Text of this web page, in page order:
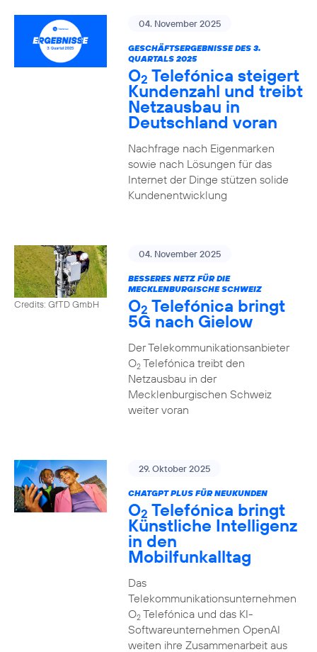
04. November 2025
GESCHÄFTSERGEBNISSE DES 3.
QUARTALS 2025
O2 Telefónica steigert
Kundenzahl und treibt
Netzausbau in
Deutschland voran
Nachfrage nach Eigenmarken
sowie nach Lösungen für das
Internet der Dinge stützen solide
Kundenentwicklung
Credits: GfTD GmbH
04. November 2025
BESSERES NETZ FÜR DIE
MECKLENBURGISCHE SCHWEIZ
O2 Telefónica bringt
5G nach Gielow
Der Telekommunikationsanbieter
O2Telefónica treibt den
Netzausbau in der
Mecklenburgischen Schweiz
weiter voran
29. Oktober 2025
CHATGPT PLUS FÜR NEUKUNDEN
O2 Telefónica bringt
Künstliche Intelligenz
in den
Mobilfunkalltag
Das
Telekommunikationsunternehmen
O2Telefónica und das KI-
Softwareunternehmen OpenAI
weiten ihre Zusammenarbeit aus